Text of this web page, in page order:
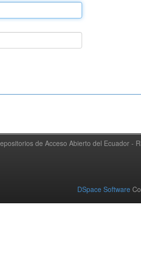
de Acceso Abierto del Ecuador -
DSpace Software